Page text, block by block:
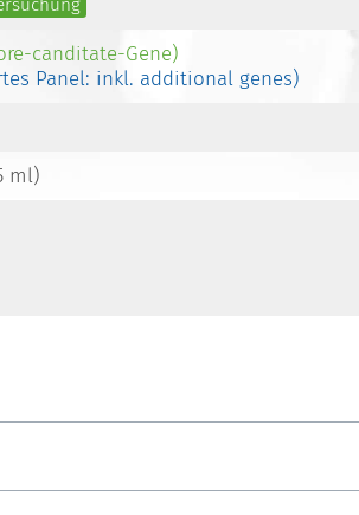
canditate-Gene)
Panel: inkl. additional genes)
ml)